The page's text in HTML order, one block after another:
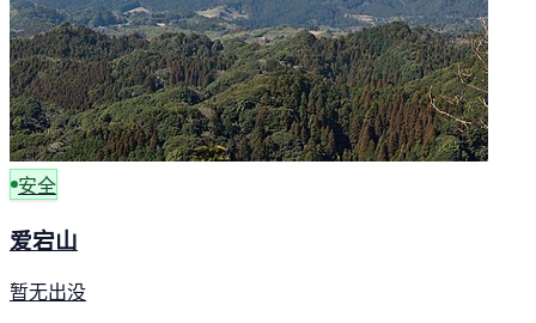
安全
爱宕山
暂无出没